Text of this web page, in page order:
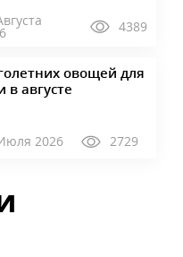
4389
овощей для
в августе
2026 2729